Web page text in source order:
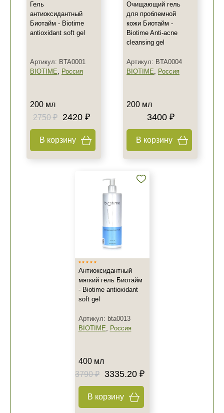
Гель
антиоксидантный
Биотайм - Biotime
antioxidant soft gel
Артикул: BTA0001
BIOTIME, Россия
200 мл
2750 ₽
2420 ₽
В корзину
Очищающий гель
для проблемной
кожи Биотайм -
Biotime Anti-acne
cleansing gel
Артикул: BTA0004
BIOTIME, Россия
200 мл
3400 ₽
В корзину
Антиоксидантный
мягкий гель Биотайм
- Biotime antioxidant
soft gel
Артикул: bta0013
BIOTIME, Россия
400 мл
3790 ₽
3335.20 ₽
В корзину